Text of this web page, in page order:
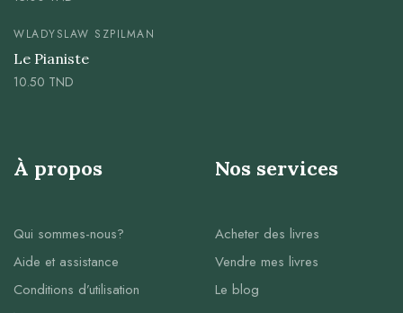
WLADYSLAW SZPILMAN
Le Pianiste
10.50 TND
À propos
Qui sommes-nous?
Aide et assistance
Conditions d’utilisation
Nos services
Acheter des livres
Vendre mes livres
Le blog